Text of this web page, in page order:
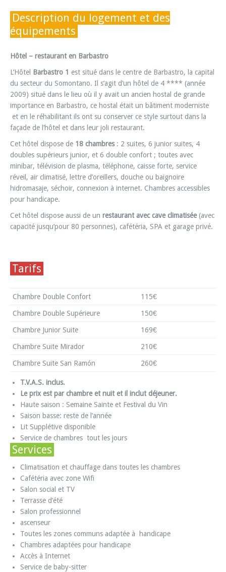
Description du logement et des
équipements
Hôtel – restaurant en Barbastro
L’Hôtel Barbastro 1 est situé dans le centre de Barbastro, la capital
du secteur du Somontano. Il s’agit d’un hôtel de 4 **** (année
2009) situé dans le lieu où il y avait un ancien hostal de grande
importance en Barbastro, ce hostal était un bâtiment moderniste
et en le réhabilitant ils ont su conserver ce style surtout dans la
façade de l’hôtel et dans leur joli restaurant.
Cet hôtel dispose de 18 chambres: 2 suites, 6 junior suites, 4
doubles supérieurs junior, et 6 double confort ; toutes avec
minibar, télévision de plasma, téléphone, caisse forte, service
réveil, air climatisé, lettre d’oreillers, douche ou baignoire
hidromasaje, séchoir, connexion à internet. Chambres accessibles
pour handicape.
Cet hôtel dispose aussi de un restaurant avec cave climatisée(avec
capacité jusqu’pour 80 personnes), cafétéria, SPA et garage privé.
Tarifs
Chambre Double Confort 115€
Chambre Double Supérieure 150€
Chambre Junior Suite 169€
Chambre Suite Mirador 210€
Chambre Suite San Ramón 260€
T.V.A.S. inclus.
Le prix est par chambre et nuit et il inclut déjeuner.
Haute saison : Semaine Sainte et Festival du Vin
Saison basse: reste de l’année
Lit Supplétive disponible
Service de chambres tout les jours
Services
Climatisation et chauffage dans toutes les chambres
Cafétéria avec zone Wifi
Salon social et TV
Terrasse d’été
Salon professionnel
ascenseur
Toutes les zones communs adaptée à handicape
Chambres adaptées pour handicape
Accès à Internet
Service de baby-sitter